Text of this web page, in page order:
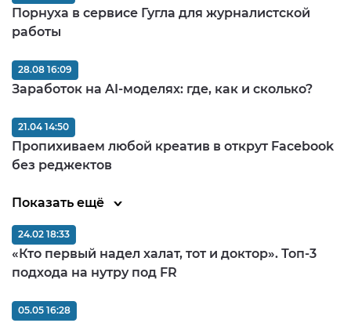
Порнуха в сервисе Гугла для журналистской
работы
Заработок на AI-моделях: где, как и сколько?
28.08 16:09
Пропихиваем любой креатив в открут Facebook
без реджектов
21.04 14:50
Показать ещё
«Кто первый надел халат, тот и доктор». Топ-3
подхода на нутру под FR
24.02 18:33
05.05 16:28